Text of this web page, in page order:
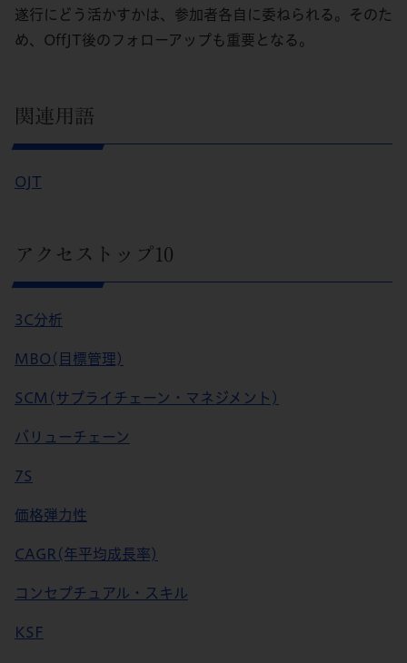
遂行にどう活かすかは、参加者各自に委ねられる。そのた
め、OffJT後のフォローアップも重要となる。
関連用語
OJT
アクセストップ10
3C分析
MBO(目標管理)
SCM(サプライチェーン・マネジメント)
バリューチェーン
7S
価格弾力性
CAGR(年平均成長率)
コンセプチュアル・スキル
KSF